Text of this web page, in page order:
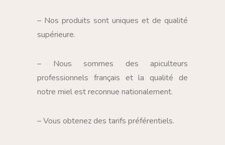
– Nos produits sont uniques et de qualité
supérieure.
– Nous sommes des apiculteurs
professionnels français et la qualité de
notre miel est reconnue nationalement.
– Vous obtenez des tarifs préférentiels.